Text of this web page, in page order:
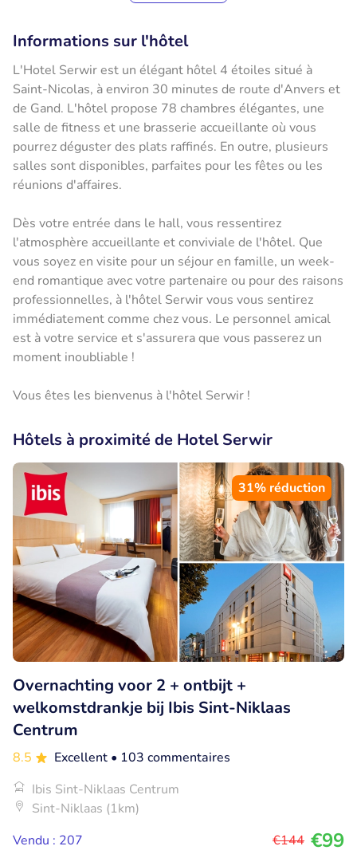
Informations sur l'hôtel
L'Hotel Serwir est un élégant hôtel 4 étoiles situé à
Saint-Nicolas, à environ 30 minutes de route d'Anvers et
de Gand. L'hôtel propose 78 chambres élégantes, une
salle de fitness et une brasserie accueillante où vous
pourrez déguster des plats raffinés. En outre, plusieurs
salles sont disponibles, parfaites pour les fêtes ou les
réunions d'affaires.
Dès votre entrée dans le hall, vous ressentirez
l'atmosphère accueillante et conviviale de l'hôtel. Que
vous soyez en visite pour un séjour en famille, un week-
end romantique avec votre partenaire ou pour des raisons
professionnelles, à l'hôtel Serwir vous vous sentirez
immédiatement comme chez vous. Le personnel amical
est à votre service et s'assurera que vous passerez un
moment inoubliable !
Vous êtes les bienvenus à l'hôtel Serwir !
Hôtels à proximité de Hotel Serwir
31% réduction
Overnachting voor 2 + ontbijt +
welkomstdrankje bij Ibis Sint-Niklaas
Centrum
8.5 Excellent • 103 commentaires
Ibis Sint-Niklaas Centrum
Sint-Niklaas (1km)
Vendu : 207
€144 €99